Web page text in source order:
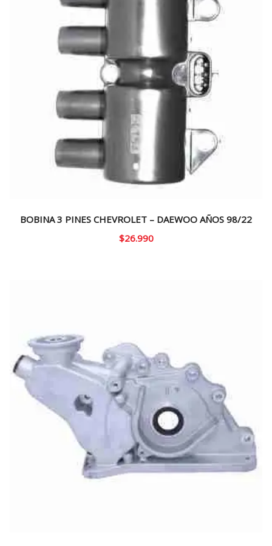
BOBINA 3 PINES CHEVROLET – DAEWOO AÑOS 98/22
$26.990